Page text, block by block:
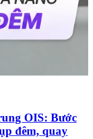
OIS: Bước
đêm, quay